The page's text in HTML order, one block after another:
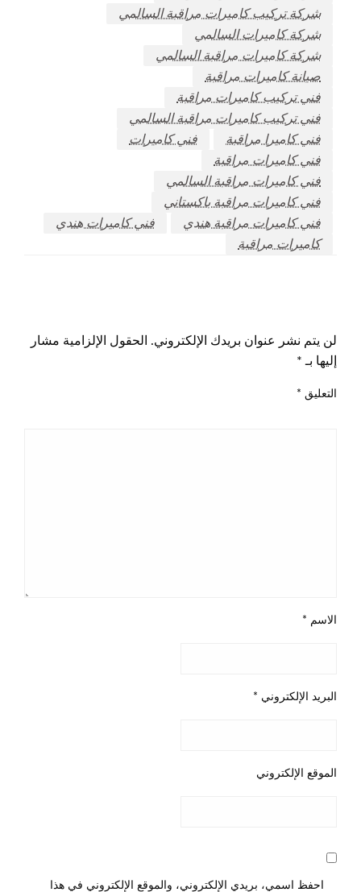
شركة تركيب كاميرات مراقبة السالمي
شركة كاميرات السالمي
شركة كاميرات مراقبة السالمي
صيانة كاميرات مراقبة
فني تركيب كاميرات مراقبة
فني تركيب كاميرات مراقبة السالمي
فني كاميرا مراقبة
فني كاميرات
فني كاميرات مراقبة
فني كاميرات مراقبة السالمي
فني كاميرات مراقبة باكستاني
فني كاميرات مراقبة هندي
فني كاميرات هندي
كاميرات مراقبة
لن يتم نشر عنوان بريدك الإلكتروني.
الحقول الإلزامية مشار
إليها بـ *
التعليق *
الاسم *
البريد الإلكتروني *
الموقع الإلكتروني
احفظ اسمي، بريدي الإلكتروني، والموقع الإلكتروني في هذا